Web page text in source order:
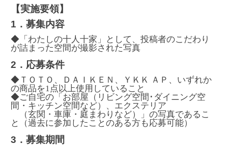
【実施要領】
1．募集内容
◆「わたしの十人十家」として、投稿者のこだわり
が詰まった空間が撮影された写真
2．応募条件
◆ＴＯＴＯ、ＤＡＩＫＥＮ、ＹＫＫ ＡＰ、いずれか
の商品を1点以上使用していること
◆ご自宅の「お部屋（リビング空間･ダイニング空
間・キッチン空間など）、エクステリア
（玄関・車庫・庭まわりなど）」の写真であるこ
と（過去に参加したことのある方も応募可能）
3．募集期間